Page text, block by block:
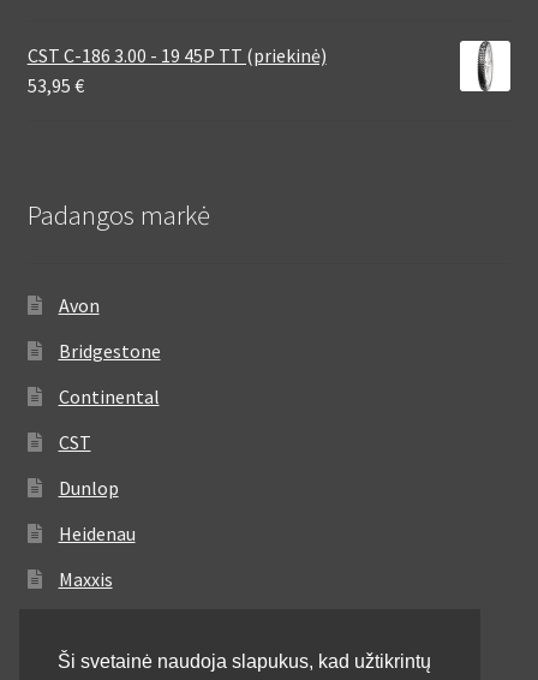
CST C-186 3.00 - 19 45P TT (priekinė)
53,95 €
Padangos markė
Avon
Bridgestone
Continental
CST
Dunlop
Heidenau
Maxxis
Michelin
Ši svetainė naudoja slapukus, kad užtikrintų